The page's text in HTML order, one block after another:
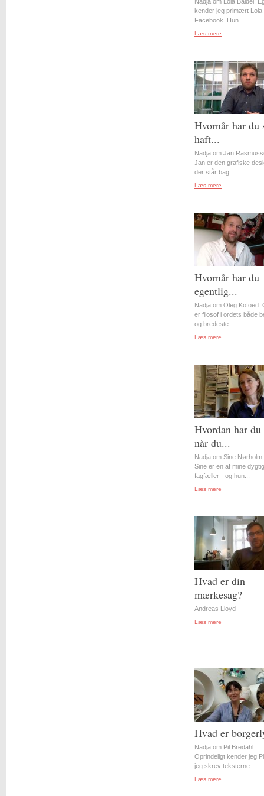
kender jeg primært Lola
Facebook. Hun...
Læs mere
Hvornår har du
haft...
Nadja om Jan
Jan er den grafiske
der står bag...
Læs mere
Hvornår har du
egentlig...
Nadja om Oleg Kofoed:
er filosof i ordets både
og bredeste...
Læs mere
Hvordan har du
når du...
Nadja om Sine
Sine er en af mine
fagfæller - og hun...
Læs mere
Hvad er din
mærkesag?
Andreas Lloyd
Læs mere
Hvad er
Nadja om Pil Bredahl:
Oprindeligt kender jeg
jeg skrev teksterne...
Læs mere